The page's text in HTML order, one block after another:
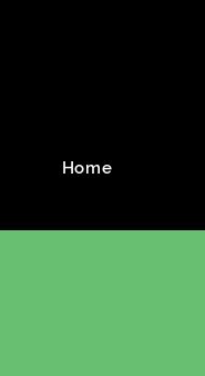
Home